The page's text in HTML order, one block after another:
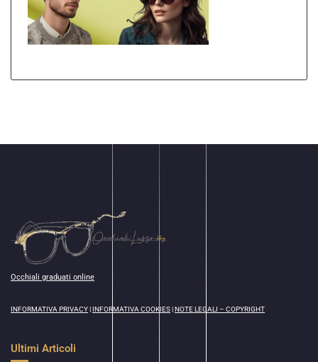
Occhiali graduati online
INFORMATIVA PRIVACY|INFORMATIVA COOKIES|NOTE LEGALI – COPYRIGHT
Ultimi Articoli